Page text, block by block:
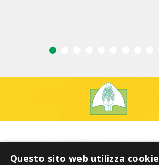
Questo sito web utilizza cookie